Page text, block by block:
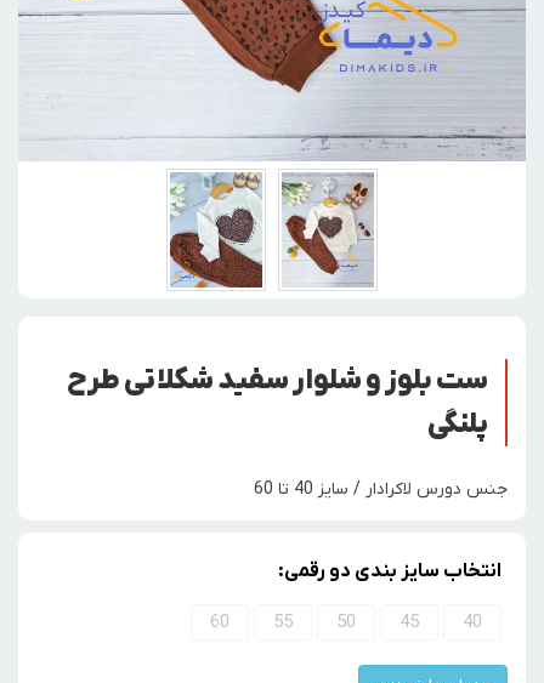
ست بلوز و شلوار سفید شکلاتی طرح
پلنگی
جنس دورس لاکرادار / سایز 40 تا 60
انتخاب سایز بندی دو رقمی:
40
45
50
55
60